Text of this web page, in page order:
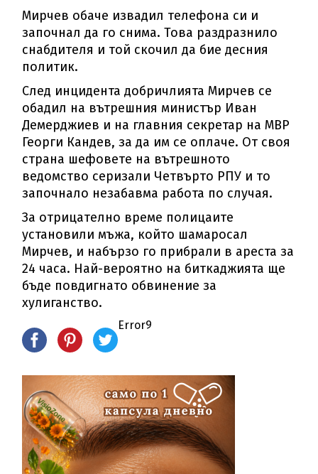
Мирчев обаче извадил телефона си и
започнал да го снима. Това раздразнило
снабдителя и той скочил да бие десния
политик.
След инцидента добричлията Мирчев се
обадил на вътрешния министър Иван
Демерджиев и на главния секретар на МВР
Георги Кандев, за да им се оплаче. От своя
страна шефовете на вътрешното
ведомство серизали Четвърто РПУ и то
започнало незабавма работа по случая.
За отрицателно време полицаите
установили мъжа, който шамаросал
Мирчев, и набързо го прибрали в ареста за
24 часа. Най-вероятно на биткаджията ще
бъде повдигнато обвинение за
хулиганство.
Error9